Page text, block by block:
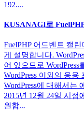
192....
KUSANAGI로
FuelPHP 어드벤트 캘
게 설명합니다.
어 있으므로
WordPress 이외의 응
WordPress에 대해서는
2015년 12월 24일 시점
원합...